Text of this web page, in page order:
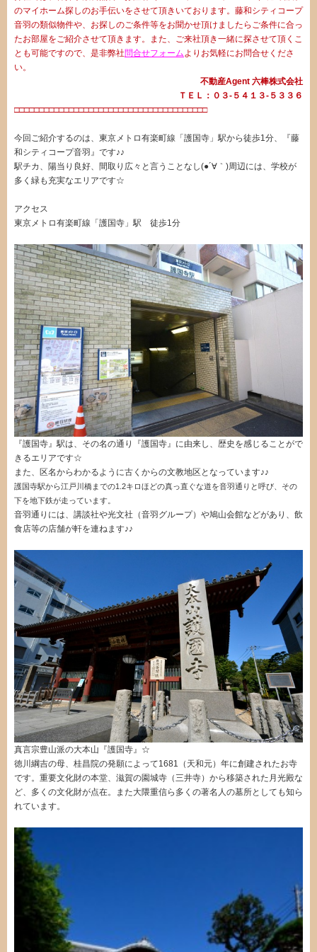
のマイホーム探しのお手伝いをさせて頂きいております。藤和シティコープ
音羽の類似物件や、お探しのご条件等をお聞かせ頂けましたらご条件に合っ
たお部屋をご紹介させて頂きます。また、ご来社頂き一緒に探させて頂くこ
とも可能ですので、是非弊社問合せフォームよりお気軽にお問合せくださ
い。
不動産Agent 六棒株式会社
ＴＥＬ：０３‐５４１３‐５３３６
□□□□□□□□□□□□□□□□□□□□□□□□□□□□□□□□□□□□□□□
今回ご紹介するのは、東京メトロ有楽町線「護国寺」駅から徒歩1分、『藤
和シティコープ音羽』です♪♪
駅チカ、陽当り良好、間取り広々と言うことなし(●´∀｀)周辺には、学校が
多く緑も充実なエリアです☆
アクセス
東京メトロ有楽町線「護国寺」駅 徒歩1分
『護国寺』駅は、その名の通り『護国寺』に由来し、歴史を感じることがで
きるエリアです☆
また、区名からわかるように古くからの文教地区となっています♪♪
護国寺駅から江戸川橋までの1.2キロほどの真っ直ぐな道を音羽通りと呼び、その
下を地下鉄が走っています。
音羽通りには、講談社や光文社（音羽グループ）や鳩山会館などがあり、飲
食店等の店舗が軒を連ねます♪♪
真言宗豊山派の大本山『護国寺』☆
徳川綱吉の母、桂昌院の発願によって1681（天和元）年に創建されたお寺
です。重要文化財の本堂、滋賀の園城寺（三井寺）から移築された月光殿な
ど、多くの文化財が点在。また大隈重信ら多くの著名人の墓所としても知ら
れています。